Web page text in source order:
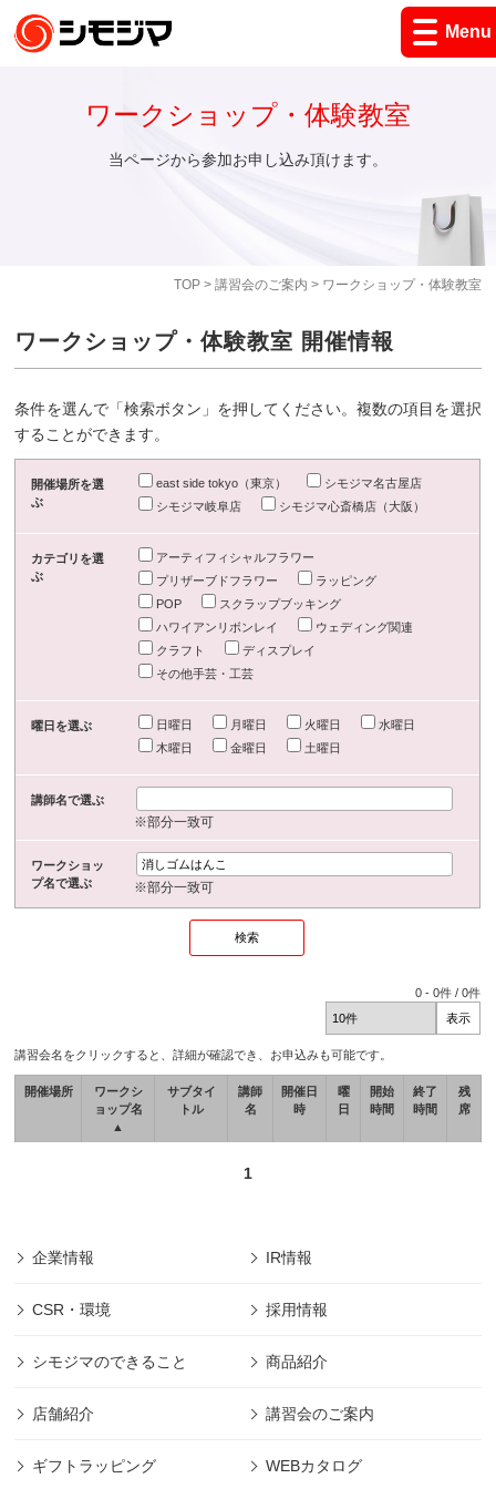
Menu
TOP> 講習会のご案内 > ワークショップ・体験教室
ワークショップ・体験教室
当ページから参加お申し込み頂けます。
ワークショップ・体験教室 開催情報
条件を選んで「検索ボタン」を押してください。複数の項目を選択
することができます。
開催場所を選
ぶ
east side tokyo（東京）
シモジマ名古屋店
シモジマ岐阜店
シモジマ心斎橋店（大阪）
カテゴリを選
ぶ
アーティフィシャルフラワー
プリザーブドフラワー
ラッピング
POP
スクラップブッキング
ハワイアンリボンレイ
ウェディング関連
クラフト
ディスプレイ
その他手芸・工芸
曜日を選ぶ 日曜日 月曜日 火曜日
水曜日
木曜日
金曜日 土曜日
講師名で選ぶ
※部分一致可
ワークショッ
プ名で選ぶ
※部分一致可
0 -0件 /0件
講習会名をクリックすると、詳細が確認でき、お申込みも可能です。
開催場所
ワークシ
ョップ名
▲
サブタイ
トル
講師
名
開催日
時
曜
日
開始
時間
終了
時間
残
席
1
企業情報 IR情報
CSR・環境 採用情報
シモジマのできること 商品紹介
店舗紹介 講習会のご案内
ギフトラッピング WEBカタログ